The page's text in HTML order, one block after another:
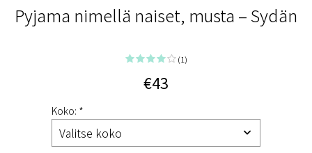
Pyjama nimellä naiset, musta – Sydän
(1)
€43
Koko: *